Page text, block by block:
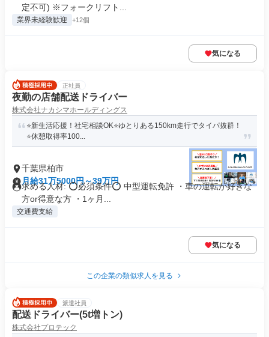
定不可) ※フォークリフト...
業界未経験歓迎 +12個
気になる
正社員
夜勤の店舗配送ドライバー
株式会社ナカシマホールディングス
⭐️新生活応援！社宅相談OK⭐️ゆとりある150km走行でタイパ抜群！
⭐️休憩取得率100...
千葉県柏市
月給31万5000円～39万円
求める人材: ⭕必須条件⭕ 中型運転免許 ・車の運転が好きな
方or得意な方 ・1ヶ月...
交通費支給
気になる
この企業の類似求人を見る
派遣社員
配送ドライバー(5t増トン)
株式会社プロテック